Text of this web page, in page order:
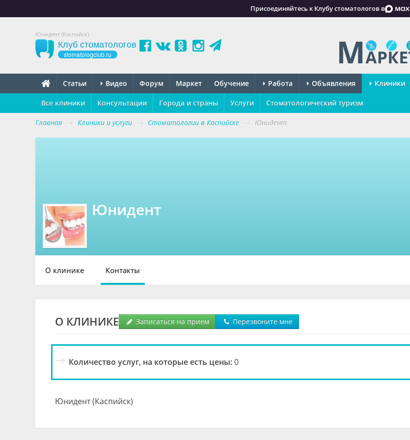
Присоединяйтесь к Клубу стоматологов в
Юнидент (Каспийск)
Клуб стоматологов
stomatologclub.ru
Статьи Видео Форум Маркет Обучение Работа Объявления Клиники
Все клиники Консультации Города и страны Услуги Стоматологический туризм
Главная → Клиники и услуги → Стоматологии в Каспийске → Юнидент
Юнидент
О клинике Контакты
О КЛИНИКЕ Записаться на прием Перезвоните мне
Количество услуг, на которые есть цены:0
Юнидент (Каспийск)